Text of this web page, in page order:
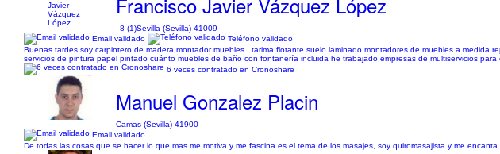
8 (1)Sevilla (Sevilla) 41009
Email validado
Teléfono validado
Buenas tardes soy carpintero de madera montador muebles , tarima flotante suelo laminado montadores de muebles a
servicios de pintura papel pintado cuánto muebles de baño con fontanería incluida he trabajado empresas de multiservicios
6 veces contratado en Cronoshare
Manuel Gonzalez Placin
Camas (Sevilla) 41900
Email validado
De todas las cosas que se hacer lo que mas me motiva y me fascina es el tema de los masajes, soy quiromasajista y me